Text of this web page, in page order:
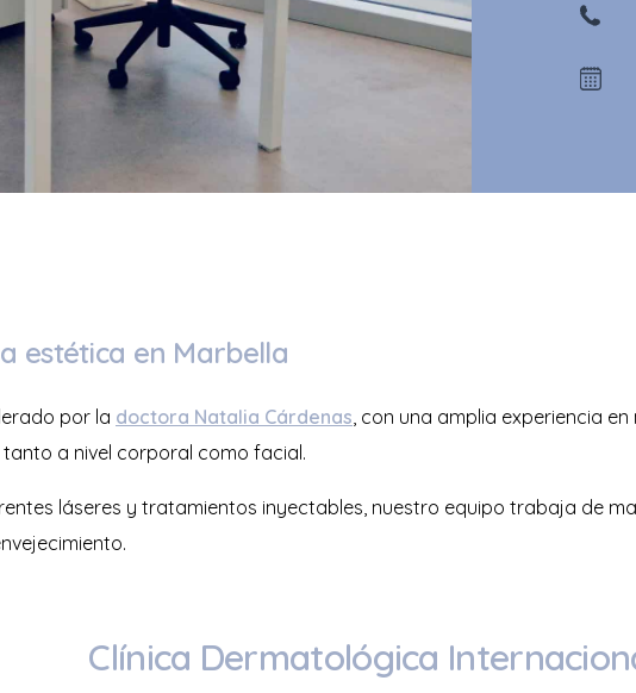
estética en Marbella
por la doctora Natalia Cárdenas, con una amplia experiencia
a nivel corporal como facial.
láseres y tratamientos inyectables, nuestro equipo trabaja de
Clínica Dermatológica